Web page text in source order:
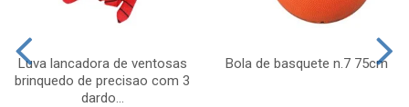
Luva lancadora de ventosas
brinquedo de precisao com 3
dardo...
Bola de basquete n.7 75cm